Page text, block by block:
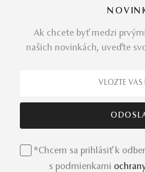
Ak chcete byť medzi
našich novinkách, uveďte
*Chcem sa prihlásiť k
s podmienkami